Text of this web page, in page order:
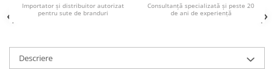
6-12 V
Acumulatori Moto, ATV
Importator și distribuitor autorizat
pentru sute de branduri
Consultanță specializată și peste 20
de ani de experiență
Descriere